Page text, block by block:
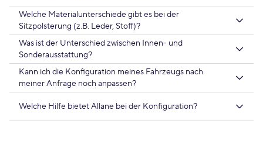
Welche Materialunterschiede gibt es bei der
Sitzpolsterung (z.B. Leder, Stoff)?
Was ist der Unterschied zwischen Innen- und
Sonderausstattung?
Kann ich die Konfiguration meines Fahrzeugs nach
meiner Anfrage noch anpassen?
Welche Hilfe bietet Allane bei der Konfiguration?